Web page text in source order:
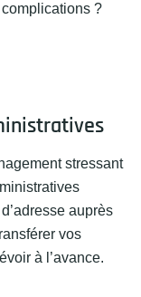
?
stressant
auprès
vos
à l’avance.